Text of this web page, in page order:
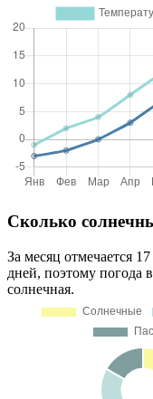
Сколько
За месяц отмечается
дней, поэтому погода
солнечная.